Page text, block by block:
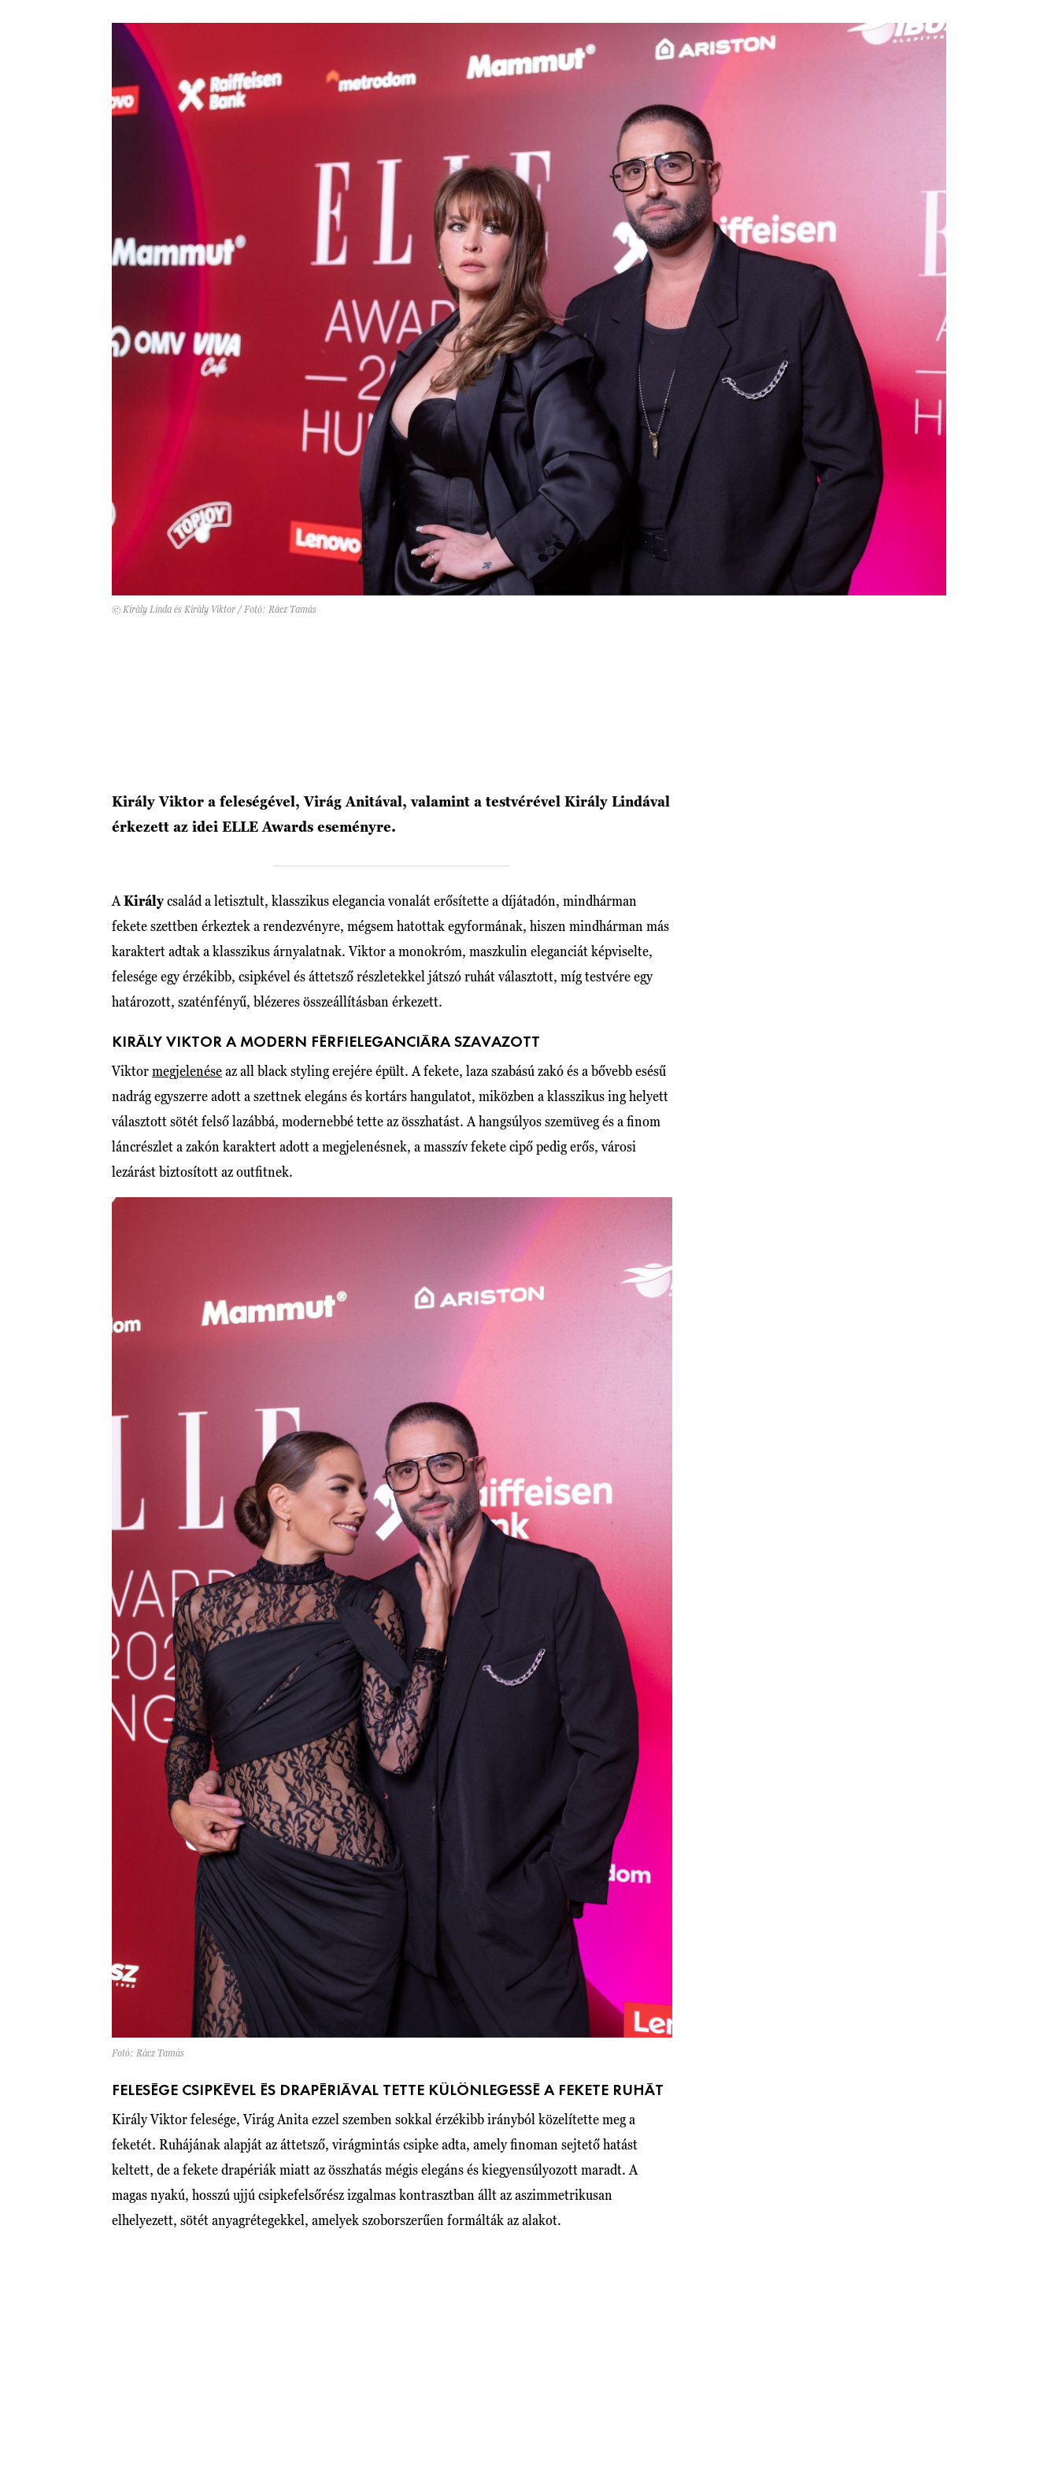
© Király Linda és Király Viktor / Fotó: Rácz Tamás
Király Viktor a feleségével, Virág Anitával, valamint a testvérével Király Lindával
érkezett az idei ELLE Awards eseményre.
AKirálycsalád a letisztult, klasszikus elegancia vonalát erősítette a díjátadón, mindhárman
fekete szettben érkeztek a rendezvényre, mégsem hatottak egyformának, hiszen mindhárman más
karaktert adtak a klasszikus árnyalatnak. Viktor a monokróm, maszkulin eleganciát képviselte,
felesége egy érzékibb, csipkével és áttetsző részletekkel játszó ruhát választott, míg testvére egy
határozott, szaténfényű, blézeres összeállításban érkezett.
KIRÁLY VIKTOR A MODERN FÉRFIELEGANCIÁRA SZAVAZOTT
Viktormegjelenéseaz all black styling erejére épült. A fekete, laza szabású zakó és a bővebb esésű
nadrág egyszerre adott a szettnek elegáns és kortárs hangulatot, miközben a klasszikus ing helyett
választott sötét felső lazábbá, modernebbé tette az összhatást. A hangsúlyos szemüveg és a finom
láncrészlet a zakón karaktert adott a megjelenésnek, a masszív fekete cipő pedig erős, városi
lezárást biztosított az outfitnek.
Fotó: Rácz Tamás
FELESÉGE CSIPKÉVEL ÉS DRAPÉRIÁVAL TETTE KÜLÖNLEGESSÉ A FEKETE RUHÁT
Király Viktor felesége, Virág Anita ezzel szemben sokkal érzékibb irányból közelítette meg a
feketét. Ruhájának alapját az áttetsző, virágmintás csipke adta, amely finoman sejtető hatást
keltett, de a fekete drapériák miatt az összhatás mégis elegáns és kiegyensúlyozott maradt. A
magas nyakú, hosszú ujjú csipkefelsőrész izgalmas kontrasztban állt az aszimmetrikusan
elhelyezett, sötét anyagrétegekkel, amelyek szoborszerűen formálták az alakot.